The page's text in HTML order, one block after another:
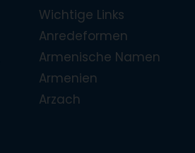
Wichtige Links
Anredeformen
Armenische Namen
Armenien
Arzach